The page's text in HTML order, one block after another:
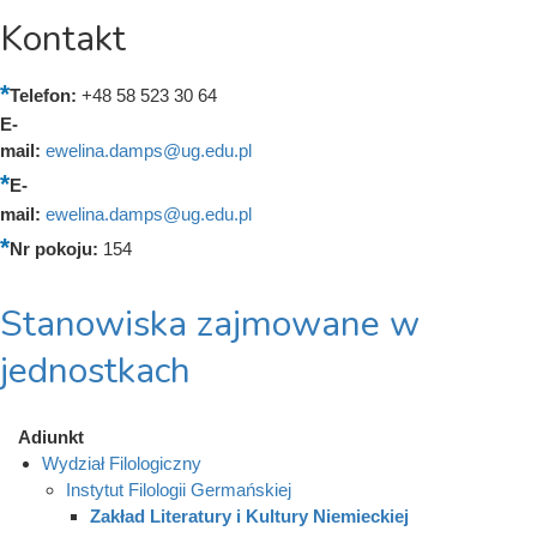
Kontakt
Telefon: +48 58 523 30 64
E-
mail: ewelina.damps@ug.edu.pl
E-
mail: ewelina.damps@ug.edu.pl
Nr pokoju: 154
Stanowiska zajmowane w
jednostkach
Adiunkt
Wydział Filologiczny
Instytut Filologii Germańskiej
Zakład Literatury i Kultury Niemieckiej